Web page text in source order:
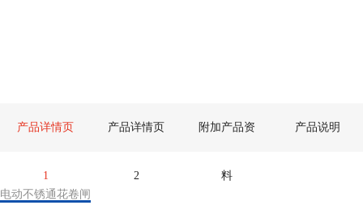
产品详情页
1
产品详情页
2
附加产品资
料
产品说明
电动不锈通花卷闸